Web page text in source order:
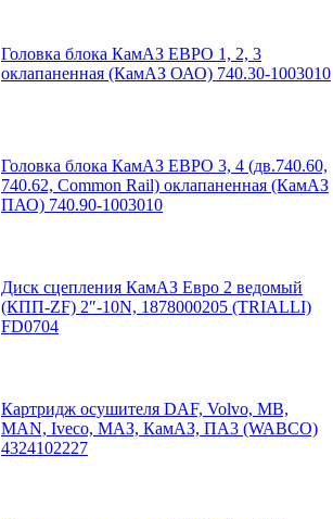
Головка блока КамАЗ ЕВРО 1, 2, 3
оклапаненная (КамАЗ ОАО) 740.30-1003010
Головка блока КамАЗ ЕВРО 3, 4 (дв.740.60,
740.62, Common Rail) оклапаненная (КамАЗ
ПАО) 740.90-1003010
Диск сцепления КамАЗ Евро 2 ведомый
(КПП-ZF) 2″-10N, 1878000205 (TRIALLI)
FD0704
Картридж осушителя DAF, Volvo, MB,
MAN, Iveco, МАЗ, КамАЗ, ПА3 (WABCO)
4324102227